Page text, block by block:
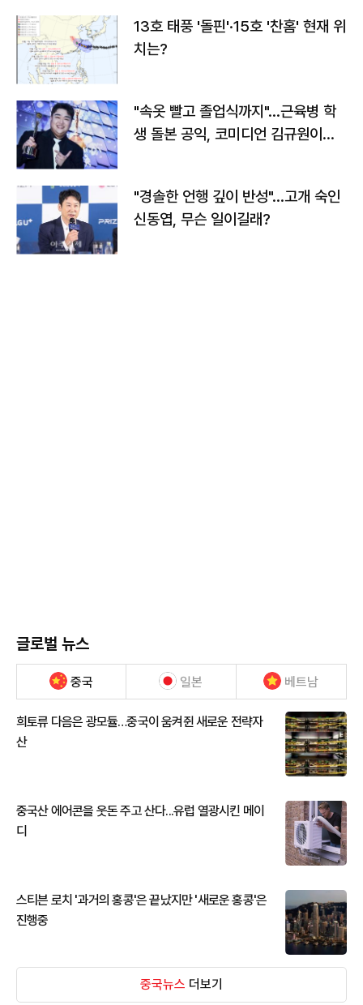
13호 태풍 '돌핀'·15호 '찬홈' 현재 위
치는?
"속옷 빨고 졸업식까지"…근육병 학
생 돌본 공익, 코미디언 김규원이었
"경솔한 언행 깊이 반성"…고개 숙인
신동엽, 무슨 일이길래?
글로벌 뉴스
중국 일본 베트남
희토류 다음은 광모듈…중국이 움켜쥔 새로운 전략자
산
중국산 에어콘을 웃돈 주고 산다...유럽 열광시킨 메이
디
스티븐 로치 '과거의 홍콩'은 끝났지만 '새로운 홍콩'은
진행중
중국뉴스 더보기